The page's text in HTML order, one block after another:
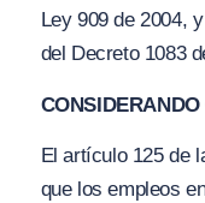
Ley 909 de 2004,
del Decreto 1083
CONSIDERANDO
El artículo 125 de
que los empleos